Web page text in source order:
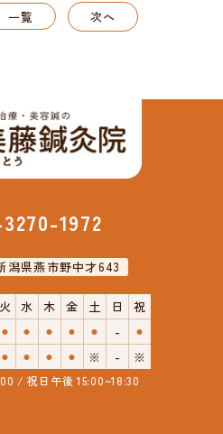
一覧 次へ
1972
潟県燕市野中才643
火 水 木 金 土 日
祝
⚫︎ ⚫︎ ⚫︎ ⚫︎ ⚫︎ -
⚫︎
⚫︎ ⚫︎ ⚫︎ ⚫︎ ※ - ※
/ 祝日午後 15:00~18:30